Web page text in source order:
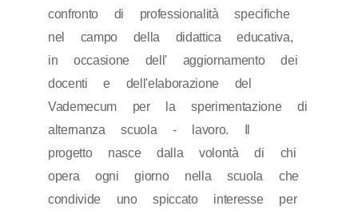
confronto di professionalità specifiche
nel campo della didattica educativa,
in occasione dell' aggiornamento dei
docenti e dell'elaborazione del
Vademecum per la sperimentazione di
alternanza scuola - lavoro. Il
progetto nasce dalla volontà di chi
opera ogni giorno nella scuola che
condivide uno spiccato interesse per